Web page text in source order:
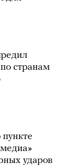
странам
ударов